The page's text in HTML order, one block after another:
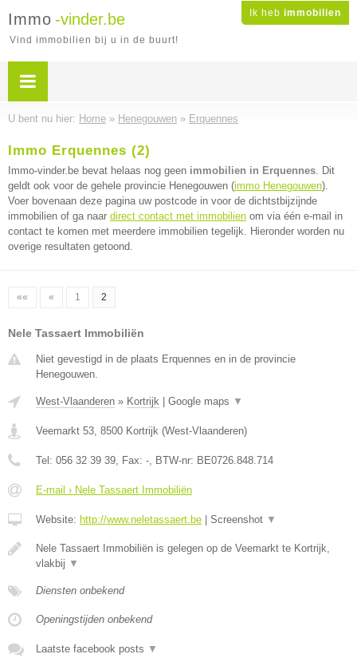
Ik heb immobilien
Immo -vinder.be
Vind immobilien bij u in de buurt!
U bent nu hier: Home » Henegouwen » Erquennes
Immo Erquennes (2)
Immo-vinder.be bevat helaas nog geen immobilien in Erquennes. Dit
geldt ook voor de gehele provincie Henegouwen (immo Henegouwen).
Voer bovenaan deze pagina uw postcode in voor de dichtstbijzijnde
immobilien of ga naar direct contact met immobilien om via één e-mail in
contact te komen met meerdere immobilien tegelijk. Hieronder worden nu
overige resultaten getoond.
«« « 1 2
Nele Tassaert Immobiliën
Niet gevestigd in de plaats Erquennes en in de provincie
Henegouwen.
West-Vlaanderen » Kortrijk Google maps ▼
Veemarkt 53, 8500 Kortrijk (West-Vlaanderen)
Tel: 056 32 39 39, Fax: -, BTW-nr: BE0726.848.714
E-mail › Nele Tassaert Immobiliën
Website: http://www.neletassaert.be Screenshot ▼
Nele Tassaert Immobiliën is gelegen op de Veemarkt te Kortrijk,
vlakbij ▼
Diensten onbekend
Openingstijden onbekend
Laatste facebook posts ▼